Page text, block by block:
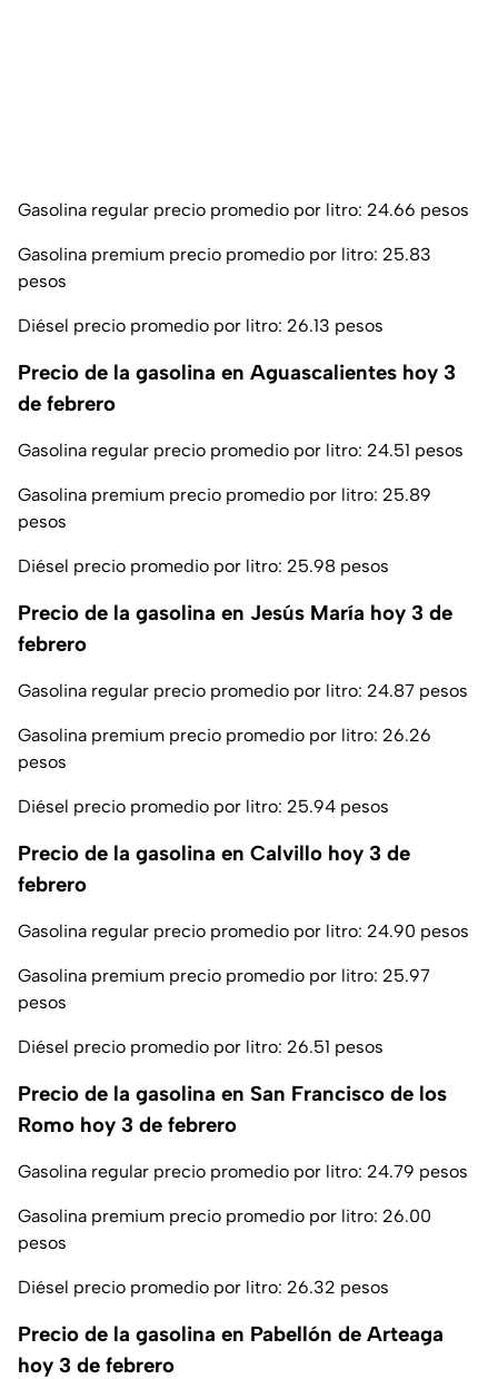
Gasolina regular precio promedio por litro: 24.66 pesos
Gasolina premium precio promedio por litro: 25.83
pesos
Diésel precio promedio por litro: 26.13 pesos
Precio de la gasolina en Aguascalientes hoy 3
de febrero
Gasolina regular precio promedio por litro: 24.51 pesos
Gasolina premium precio promedio por litro: 25.89
pesos
Diésel precio promedio por litro: 25.98 pesos
Precio de la gasolina en Jesús María hoy 3 de
febrero
Gasolina regular precio promedio por litro: 24.87 pesos
Gasolina premium precio promedio por litro: 26.26
pesos
Diésel precio promedio por litro: 25.94 pesos
Precio de la gasolina en Calvillo hoy 3 de
febrero
Gasolina regular precio promedio por litro: 24.90 pesos
Gasolina premium precio promedio por litro: 25.97
pesos
Diésel precio promedio por litro: 26.51 pesos
Precio de la gasolina en San Francisco de los
Romo hoy 3 de febrero
Gasolina regular precio promedio por litro: 24.79 pesos
Gasolina premium precio promedio por litro: 26.00
pesos
Diésel precio promedio por litro: 26.32 pesos
Precio de la gasolina en Pabellón de Arteaga
hoy 3 de febrero